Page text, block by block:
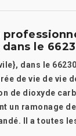
le
dans le
de vie de vie
de dioxyde
un ramonage
Il a toutes